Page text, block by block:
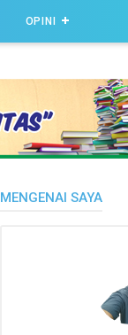
OPINI
MENGENAI SAYA